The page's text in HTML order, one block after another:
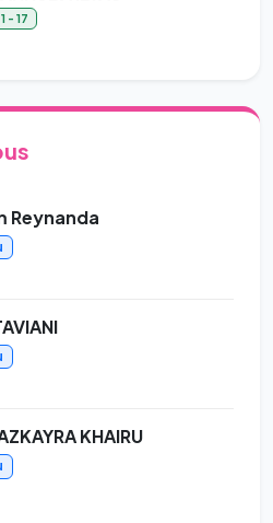
1 - 17
Reynanda
KHAIRU